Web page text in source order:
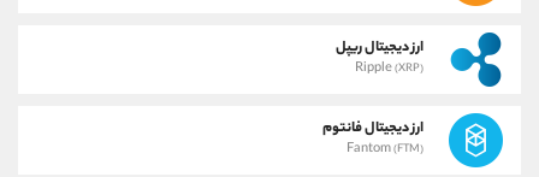
ارز دیجیتال ریپل
Ripple(XRP)
ارز دیجیتال فانتوم
Fantom(FTM)